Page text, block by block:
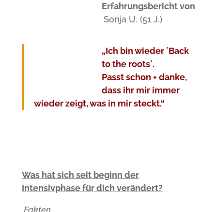
Erfahrungsbericht von
Sonja U. (51 J.)
„Ich bin wieder `Back
to the roots`.
Passt schon + danke,
dass ihr mir immer
wieder zeigt, was in mir steckt.“
Was hat sich seit beginn der
Intensivphase für dich verändert?
Fakten